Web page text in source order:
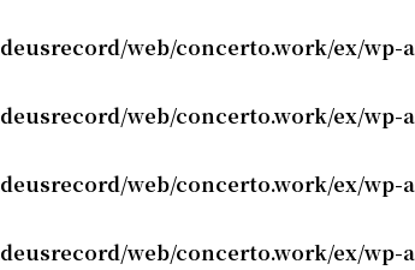
web/concerto.work/ex/
web/concerto.work/ex/
web/concerto.work/ex/
web/concerto.work/ex/